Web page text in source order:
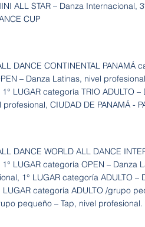
ALL STAR – Danza Internacional,
CUP
DANCE CONTINENTAL
– Danza Latinas, nivel
LUGAR categoría TRIO ADULTO
profesional, CIUDAD DE PANAMÁ -
DANCE WORLD ALL DANCE
LUGAR categoría OPEN – Danza
1° LUGAR categoría ADULTO
LUGAR categoría ADULTO /grupo
pequeño – Tap, nivel